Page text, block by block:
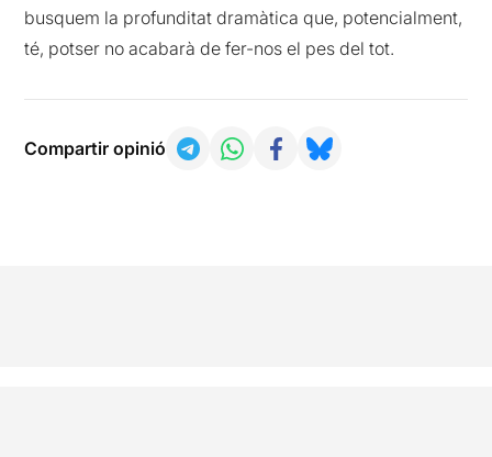
busquem la profunditat dramàtica que, potencialment,
té, potser no acabarà de fer-nos el pes del tot.
Compartir opinió